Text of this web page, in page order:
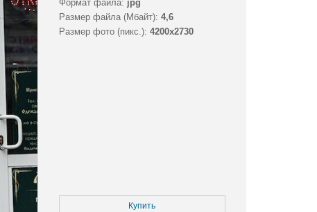
Формат файла: jpg
Размер файла (Мбайт): 4,6
Размер фото (пикс.): 4200x2730
Купить